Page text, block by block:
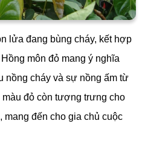
lửa đang bùng cháy, kết hợp
môn đỏ mang ý nghĩa
nồng cháy và sự nồng ấm từ
màu đỏ còn tượng trưng cho
mang đến cho gia chủ cuộc